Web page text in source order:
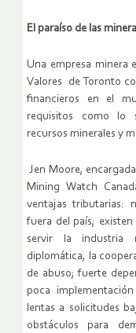
El paraíso de las
Una empresa minera
Valores de Toronto
financieros en el
requisitos como lo
recursos minerales y
Jen Moore,
Mining Watch
ventajas tributarias:
fuera del país;
servir la industria
diplomática, la
de abuso; fuerte
poca
lentas a solicitudes
obstáculos para